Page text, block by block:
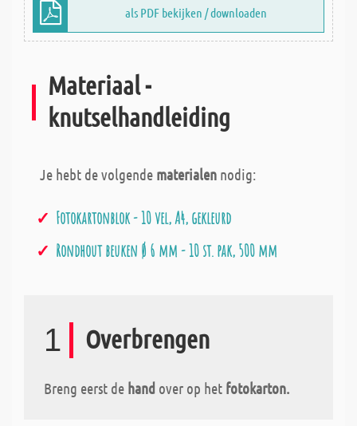
als PDF bekijken / downloaden
Materiaal -
knutselhandleiding
Je hebt de volgende materialen nodig:
Fotokartonblok - 10 vel, A4, gekleurd
Rondhout beuken Ø 6 mm - 10 st. pak, 500 mm
1 Overbrengen
Breng eerst de hand over op het fotokarton.